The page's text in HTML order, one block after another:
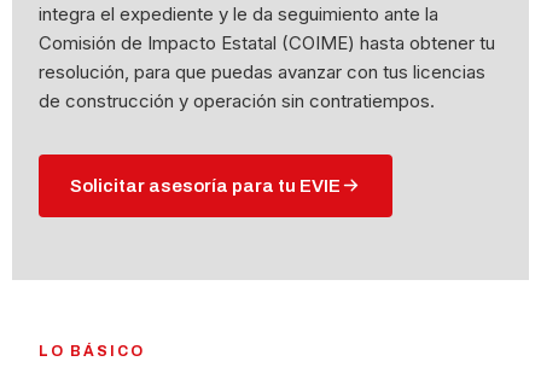
integra el expediente y le da seguimiento ante la
Comisión de Impacto Estatal (COIME) hasta obtener tu
resolución, para que puedas avanzar con tus licencias
de construcción y operación sin contratiempos.
Solicitar asesoría para tu EVIE
LO BÁSICO